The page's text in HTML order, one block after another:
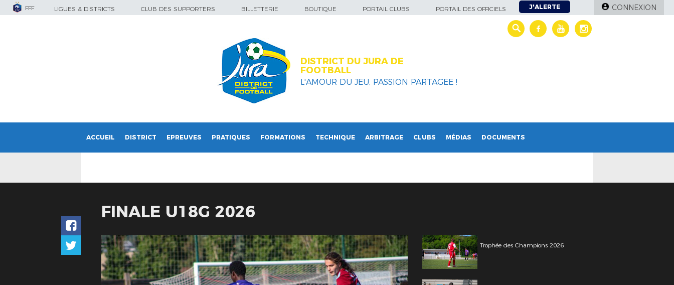
FFF LIGUES & DISTRICTS CLUB DES SUPPORTERS BILLETTERIE BOUTIQUE PORTAIL CLUBS PORTAIL DES OFFICIELS J'ALERTE CONNEXION
DISTRICT DU JURA DE
FOOTBALL
L'AMOUR DU JEU, PASSION PARTAGEE !
ACCUEIL DISTRICT EPREUVES PRATIQUES FORMATIONS TECHNIQUE ARBITRAGE CLUBS MÉDIAS DOCUMENTS
FINALE U18G 2026
Trophée des Champions 2026